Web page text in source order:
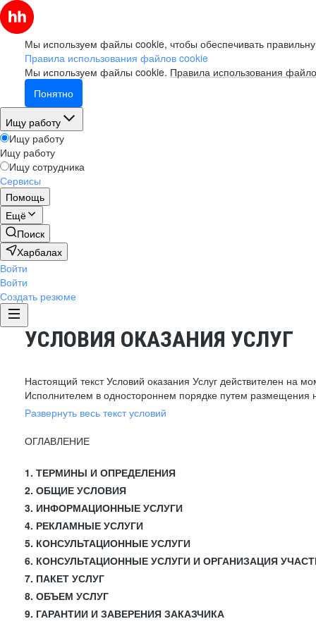
Мы используем файлы cookie, чтобы обеспечивать
Правила использования файлов cookie
Мы используем файлы cookie. Правила использования
Понятно
Ищу работу
Ищу работу
Ищу работу
Ищу сотрудника
Сервисы
Помощь
Ещё
Поиск
Харбалах
Войти
Войти
Создать резюме
УСЛОВИЯ ОКАЗАНИЯ УСЛУГ
Настоящий текст Условий оказания Услуг действителен на
Исполнителем в одностороннем порядке путем размещения
Развернуть весь текст условий
ОГЛАВЛЕНИЕ
1. ТЕРМИНЫ И ОПРЕДЕЛЕНИЯ
2. ОБЩИЕ УСЛОВИЯ
3. ИНФОРМАЦИОННЫЕ УСЛУГИ
4. РЕКЛАМНЫЕ УСЛУГИ
5. КОНСУЛЬТАЦИОННЫЕ УСЛУГИ
6. КОНСУЛЬТАЦИОННЫЕ УСЛУГИ И ОРГАНИЗАЦИЯ
7. ПАКЕТ УСЛУГ
8. ОБЪЕМ УСЛУГ
9. ГАРАНТИИ И ЗАВЕРЕНИЯ ЗАКАЗЧИКА